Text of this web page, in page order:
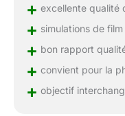
+ excellente qualité
+ simulations de
+ bon rapport
+ convient pour la
+ objectif